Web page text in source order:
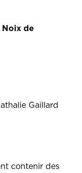
de
Gaillard
contenir des